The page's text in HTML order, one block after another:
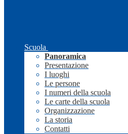
Scuola
Panoramica
Presentazione
I luoghi
Le persone
I numeri della scuola
Le carte della scuola
Organizzazione
La storia
Contatti